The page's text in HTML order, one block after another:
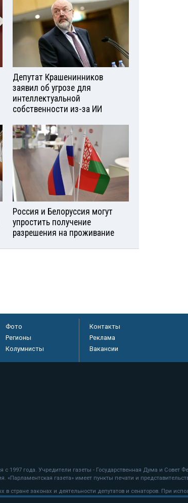
Депутат Крашенинников
заявил об угрозе для
интеллектуальной
собственности из-за ИИ
Россия и Белоруссия могут
упростить получение
разрешения на проживание
Фото
Регионы
Колумнисты
Контакты
Реклама
Вакансии
1997 года. Учредители газеты - Государственная Дума и Совет
газета» имеет пункты печати и
законах и деятельности депутатов и сенаторов. При